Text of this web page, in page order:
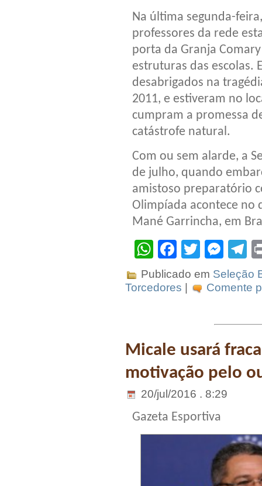
Na última segunda-
professores da rede
porta da Granja
estruturas das escolas.
desabrigados na
2011, e estiveram no
cumpram a promessa
catástrofe natural.
Com ou sem alarde, a
de julho, quando
amistoso preparatório
Olimpíada acontece no
Mané Garrincha, em
WhatsApp
Facebook
Twitter
Publicado em Seleção
Torcedores
Comente
Micale usará
motivação pelo
20/jul/2016 . 8:29
Gazeta Esportiva